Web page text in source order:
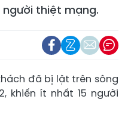
người thiệt mạng.
đã bị lật trên sông
khiến ít nhất 15 người